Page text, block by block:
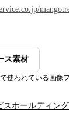
ス素材
使われている画像
スホールディン